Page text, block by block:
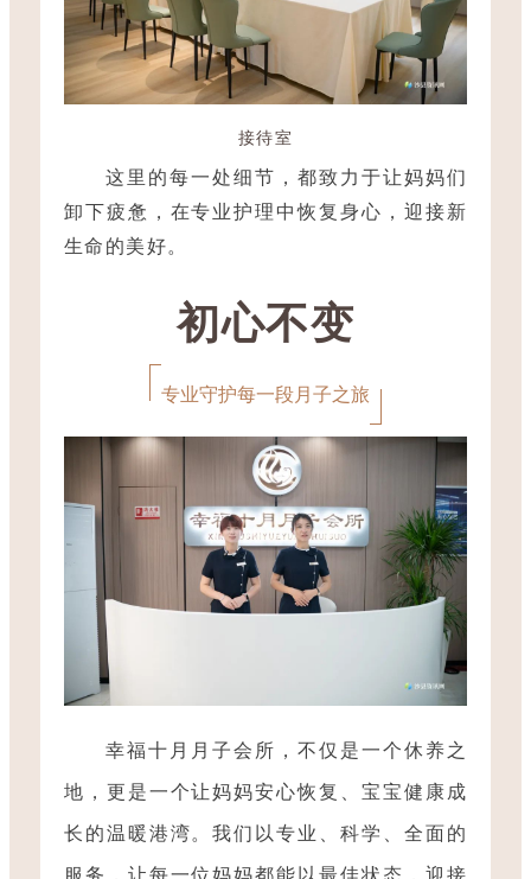
接待室
这里的每一处细节，都致力于让妈妈们
卸下疲惫，在专业护理中恢复身心，迎接新
生命的美好。
初心不变
专业守护每一段月子之旅
幸福十月月子会所，不仅是一个休养之
地，更是一个让妈妈安心恢复、宝宝健康成
长的温暖港湾。我们以专业、科学、全面的